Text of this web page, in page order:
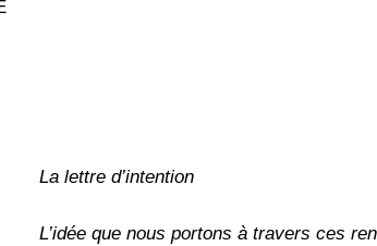
La lettre d’intention
L’idée que nous portons à travers ces